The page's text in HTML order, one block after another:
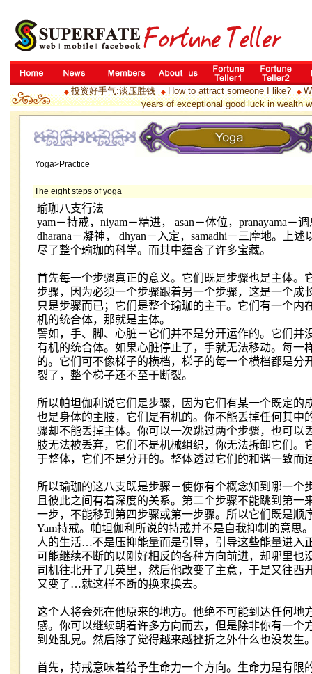
◆投资好手气:谈压胜钱 ◆ How to attract someone I like? ◆
years of exceptional good luck in wealth
Yoga>Practice
The eight steps of yoga
瑜珈八支行法
yam－持戒， niyam－精进， asan－体位， pranayama－
dharana－凝神， dhyan－入定， samadhi－三摩地。上述
尽了整个瑜珈的科学。而其中蕴含了许多宝藏。
首先每一个步骤真正的意义。它们既是步骤也是主体。
步骤，因为必须一个步骤跟着另一个步骤，这是一个成
只是步骤而已；它们是整个瑜珈的主干。它们有一个内
机的统合体，那就是主体。
譬如，手、脚、心脏－它们并不是分开运作的。它们并
有机的统合体。如果心脏停止了，手就无法移动。每一
的。它们可不像梯子的横档，梯子的每一个横档都是分
裂了，整个梯子还不至于断裂。
所以帕坦伽利说它们是步骤，因为它们有某一个既定的
也是身体的主肢，它们是有机的。你不能丢掉任何其中
骤却不能丢掉主体。你可以一次跳过两个步骤，也可以
肢无法被丢弃，它们不是机械组织，你无法拆卸它们。
于整体，它们不是分开的。整体透过它们的和谐一致而
所以瑜珈的这八支既是步骤－使你有个概念知到哪一个
且彼此之间有着深度的关系。第二个步骤不能跳到第一
一步，不能移到第四步骤或第一步骤。所以它们既是顺
Yam持戒。帕坦伽利所说的持戒并不是自我抑制的意思
人的生活…不是压抑能量而是引导，引导这些能量进入
可能继续不断的以刚好相反的各种方向前进，却哪里也
司机往北开了几英里，然后他改变了主意，于是又往西
又变了…就这样不断的换来换去。
这个人将会死在他原来的地方。他绝不可能到达任何地
感。你可以继续朝着许多方向而去，但是除非你有一个
到处乱晃。然后除了觉得越来越挫折之外什么也没发生
首先，持戒意味着给予生命力一个方向。生命力是有限